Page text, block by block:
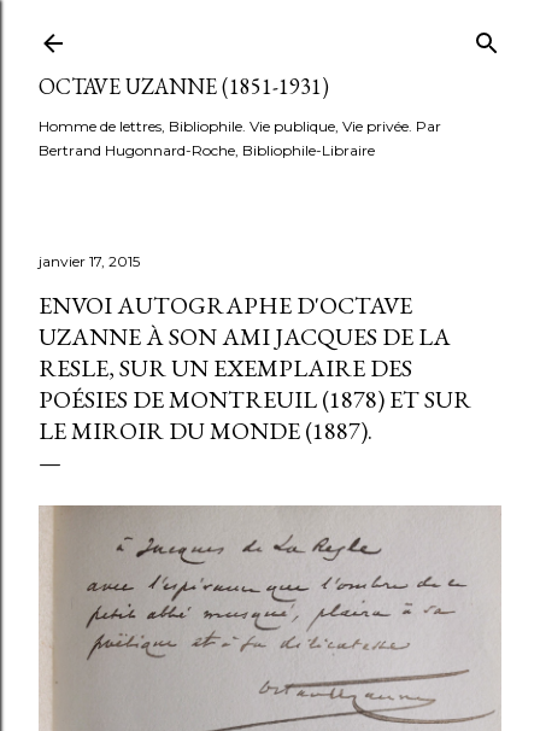
OCTAVE UZANNE (1851-1931)
Homme de lettres, Bibliophile. Vie publique, Vie privée. Par
Bertrand Hugonnard-Roche, Bibliophile-Libraire
janvier 17, 2015
ENVOI AUTOGRAPHE D'OCTAVE
UZANNE À SON AMI JACQUES DE LA
RESLE, SUR UN EXEMPLAIRE DES
POÉSIES DE MONTREUIL (1878) ET SUR
LE MIROIR DU MONDE (1887).